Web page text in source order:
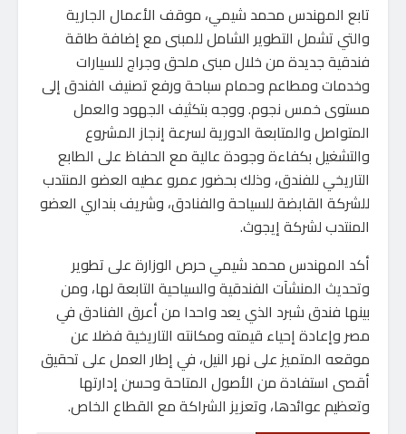
تابع المهندس محمد شيمي، موقف الأعمال الجارية
والتي تشمل التطوير الشامل للمبنى مع إضافة طاقة
فندقية جديدة من خلال مبنى ملحق وجراج للسيارات
وخدمات ومطاعم وحمام سباحة ورفع تصنيف الفندق إلى
مستوى خمس نجوم. ووجه بتكثيف الجهود والعمل
المتواصل والمتابعة الدورية لسرعة إنجاز المشروع
والتشغيل بكفاءة وجودة عالية مع الحفاظ على الطابع
التاريخي للفندق، وذلك بحضور عمرو عطيه العضو المنتدب
للشركة القابضة للسياحة والفنادق، وشريف بنداري العضو
المنتدب لشركة إيجوث.
أكد المهندس محمد شيمي حرص الوزارة على تطوير
وتحديث المنشآت الفندقية والسياحية التابعة لها، ومن
بينها فندق شبرد الذي يعد واحدا من أعرق الفنادق في
مصر وإعادة إحياء قيمته ومكانته التاريخية فضلا عن
موقعه المتميز على نهر النيل، في إطار العمل على تحقيق
أقصى استفادة من الأصول المتاحة وحسن إدارتها
وتعظيم عوائدها، وتعزيز الشراكة مع القطاع الخاص.